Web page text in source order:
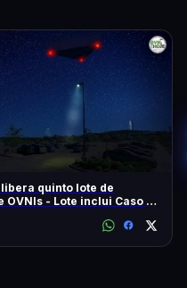
quinto lote de
OVNIs - Lote inclui Caso no